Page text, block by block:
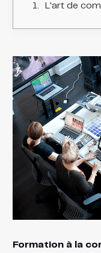
L'art de
Formation à la